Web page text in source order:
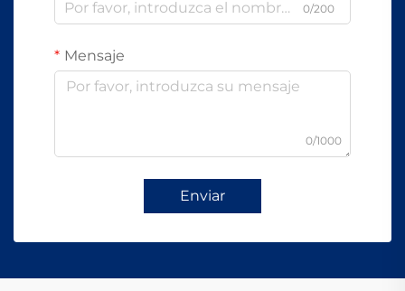
0/200
Mensaje
0/1000
Enviar